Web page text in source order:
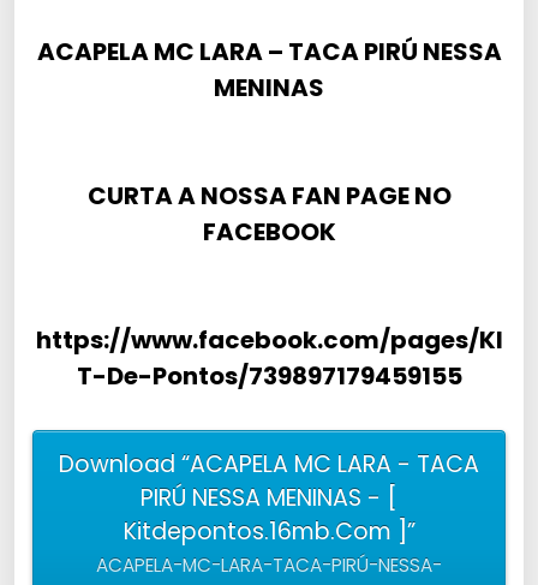
ACAPELA MC LARA – TACA PIRÚ NESSA
MENINAS
CURTA A NOSSA FAN PAGE NO
FACEBOOK
https://www.facebook.com/pages/KI
T-De-Pontos/739897179459155
Download “ACAPELA MC LARA - TACA
PIRÚ NESSA MENINAS - [
Kitdepontos.16mb.Com ]”
ACAPELA-MC-LARA-TACA-PIRÚ-NESSA-